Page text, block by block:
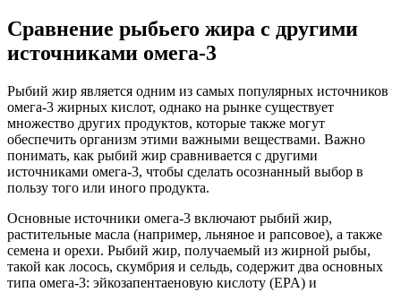
Сравнение рыбьего жира с другими
источниками омега-3
Рыбий жир является одним из самых популярных источников
омега-3 жирных кислот, однако на рынке существует
множество других продуктов, которые также могут
обеспечить организм этими важными веществами. Важно
понимать, как рыбий жир сравнивается с другими
источниками омега-3, чтобы сделать осознанный выбор в
пользу того или иного продукта.
Основные источники омега-3 включают рыбий жир,
растительные масла (например, льняное и рапсовое), а также
семена и орехи. Рыбий жир, получаемый из жирной рыбы,
такой как лосось, скумбрия и сельдь, содержит два основных
типа омега-3: эйкозапентаеновую кислоту (EPA) и